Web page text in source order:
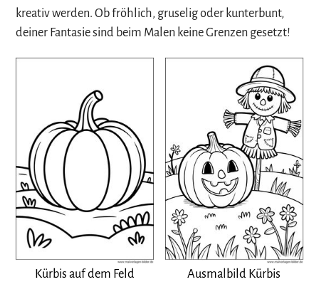
kreativ werden. Ob fröhlich, gruselig oder kunterbunt,
deiner Fantasie sind beim Malen keine Grenzen gesetzt!
Kürbis auf dem Feld
Ausmalbild Kürbis